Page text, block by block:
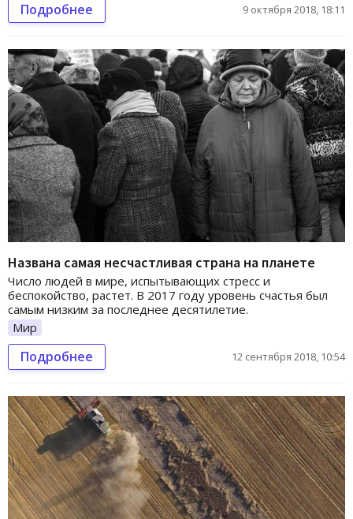
Подробнее 9 октября 2018, 18:11
Названа самая несчастливая страна на планете
Число людей в мире, испытывающих стресс и
беспокойство, растет. В 2017 году уровень счастья был
самым низким за последнее десятилетие.
Мир
Подробнее 12 сентября 2018, 10:54